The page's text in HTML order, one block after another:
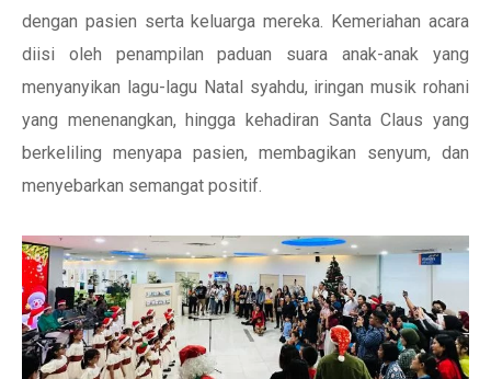
dengan pasien serta keluarga mereka. Kemeriahan acara
diisi oleh penampilan paduan suara anak-anak yang
menyanyikan lagu-lagu Natal syahdu, iringan musik rohani
yang menenangkan, hingga kehadiran Santa Claus yang
berkeliling menyapa pasien, membagikan senyum, dan
menyebarkan semangat positif.